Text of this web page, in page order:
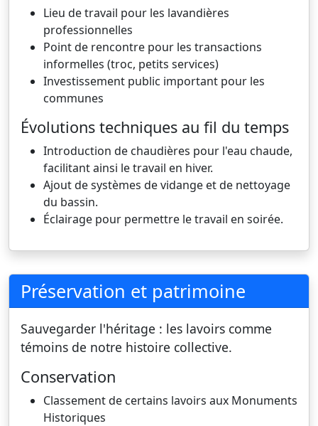
Lieu de travail pour les lavandières
professionnelles
Point de rencontre pour les transactions
informelles (troc, petits services)
Investissement public important pour les
communes
Évolutions techniques au fil du temps
Introduction de chaudières pour l'eau chaude,
facilitant ainsi le travail en hiver.
Ajout de systèmes de vidange et de nettoyage
du bassin.
Éclairage pour permettre le travail en soirée.
Préservation et patrimoine
Sauvegarder l'héritage : les lavoirs comme
témoins de notre histoire collective.
Conservation
Classement de certains lavoirs aux Monuments
Historiques